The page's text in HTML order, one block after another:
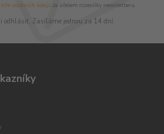
osobních údajůza účelem rozesílky newsletteru.
odhlásit. Zasíláme jednou za 14 dní.